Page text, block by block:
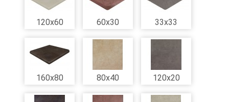
120x60 60x30 33x33
160x80 80x40 120x20